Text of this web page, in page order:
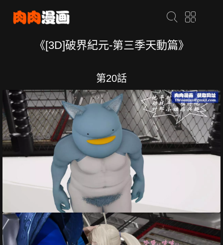
《[3D]破界紀元-第三季天動篇》
第20話